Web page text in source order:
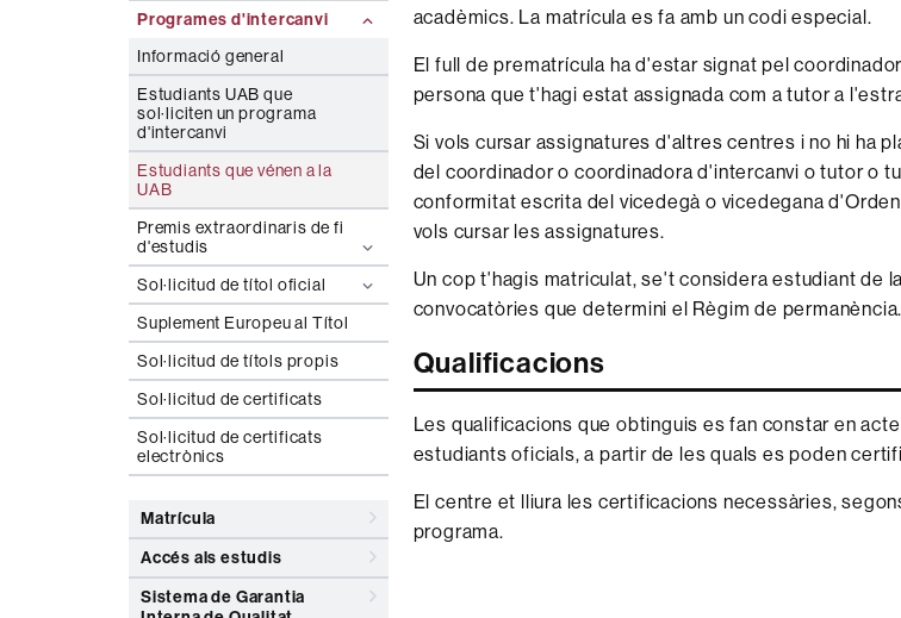
Programes d'intercanvi
Informació general
Estudiants UAB que
sol·liciten un programa
d'intercanvi
Estudiants que vénen a la
UAB
Premis extraordinaris de fi
d'estudis
Sol·licitud de títol oficial
Suplement Europeu al Títol
Sol·licitud de títols propis
Sol·licitud de certificats
Sol·licitud de certificats
electrònics
Matrícula
Accés als estudis
Sistema de Garantia
acadèmics. La matrícula es fa amb un codi especial.
El full de prematrícula ha d'estar signat pel
persona que t'hagi estat assignada com a tutor a
Si vols cursar assignatures d'altres centres i no hi ha
del coordinador o coordinadora d'intercanvi o tutor o
conformitat escrita del vicedegà o vicedegana
vols cursar les assignatures.
Un cop t'hagis matriculat, se't considera estudiant de
convocatòries que determini el Règim de permanència.
Qualificacions
Les qualificacions que obtinguis es fan constar en
estudiants oficials, a partir de les quals es poden
El centre et lliura les certificacions necessàries,
programa.